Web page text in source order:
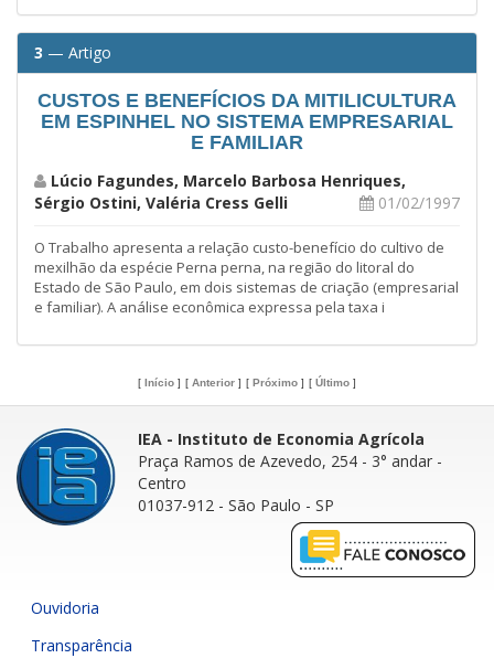
3 — Artigo
CUSTOS E BENEFÍCIOS DA MITILICULTURA
EM ESPINHEL NO SISTEMA EMPRESARIAL
E FAMILIAR
Lúcio Fagundes, Marcelo Barbosa Henriques,
Sérgio Ostini, Valéria Cress Gelli
01/02/1997
O Trabalho apresenta a relação custo-benefício do cultivo de
mexilhão da espécie Perna perna, na região do litoral do
Estado de São Paulo, em dois sistemas de criação (empresarial
e familiar). A análise econômica expressa pela taxa i
[ Início ] [ Anterior ] [ Próximo ] [ Último ]
IEA - Instituto de Economia Agrícola
Praça Ramos de Azevedo, 254 - 3° andar -
Centro
01037-912 - São Paulo - SP
Ouvidoria
Transparência